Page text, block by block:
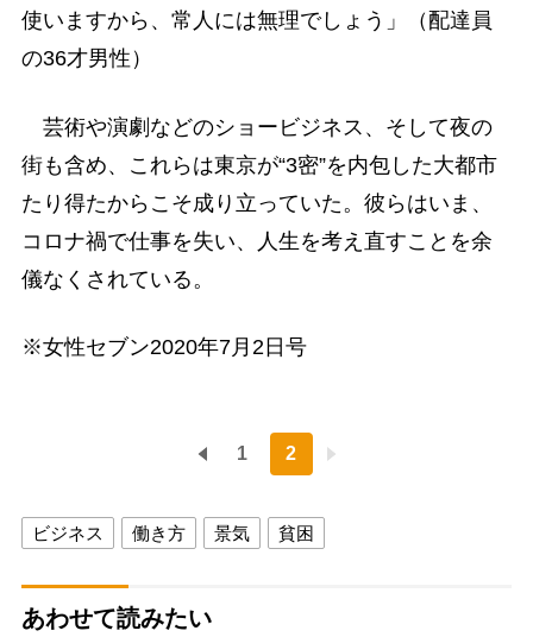
使いますから、常人には無理でしょう」（配達員
の36才男性）
芸術や演劇などのショービジネス、そして夜の
街も含め、これらは東京が“3密”を内包した大都市
たり得たからこそ成り立っていた。彼らはいま、
コロナ禍で仕事を失い、人生を考え直すことを余
儀なくされている。
※女性セブン2020年7月2日号
1 2
ビジネス 働き方 景気 貧困
あわせて読みたい